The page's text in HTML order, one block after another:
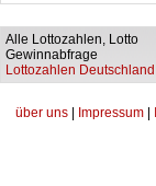
Alle Lottozahlen, Lotto
Gewinnabfrage
Lottozahlen Deutschland
über uns Impressum